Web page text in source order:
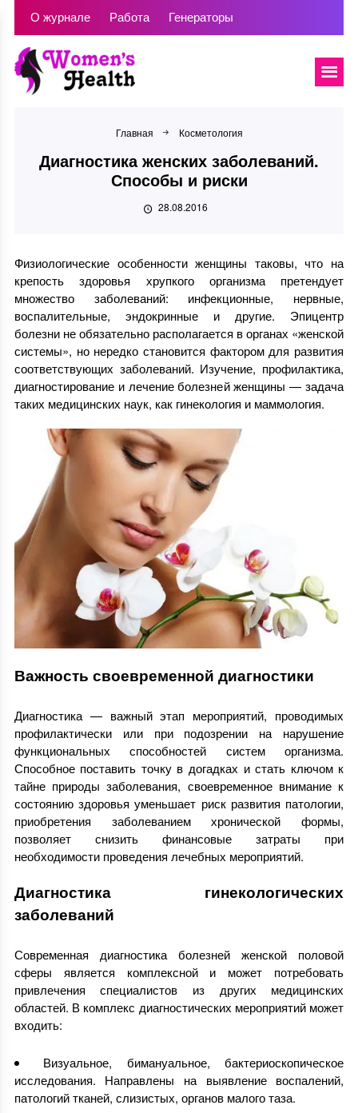
О журнале Работа Генераторы
Главная Косметология
Диагностика женских заболеваний.
Способы и риски
28.08.2016
Физиологические особенности женщины таковы, что на
крепость здоровья хрупкого организма претендует
множество заболеваний: инфекционные, нервные,
воспалительные, эндокринные и другие. Эпицентр
болезни не обязательно располагается в органах «женской
системы», но нередко становится фактором для развития
соответствующих заболеваний. Изучение, профилактика,
диагностирование и лечение болезней женщины — задача
таких медицинских наук, как гинекология и маммология.
Важность своевременной диагностики
Диагностика — важный этап мероприятий, проводимых
профилактически или при подозрении на нарушение
функциональных способностей систем организма.
Способное поставить точку в догадках и стать ключом к
тайне природы заболевания, своевременное внимание к
состоянию здоровья уменьшает риск развития патологии,
приобретения заболеванием хронической формы,
позволяет снизить финансовые затраты при
необходимости проведения лечебных мероприятий.
Диагностика гинекологических
заболеваний
Современная диагностика болезней женской половой
сферы является комплексной и может потребовать
привлечения специалистов из других медицинских
областей. В комплекс диагностических мероприятий может
входить:
Визуальное, бимануальное, бактериоскопическое
исследования. Направлены на выявление воспалений,
патологий тканей, слизистых, органов малого таза.